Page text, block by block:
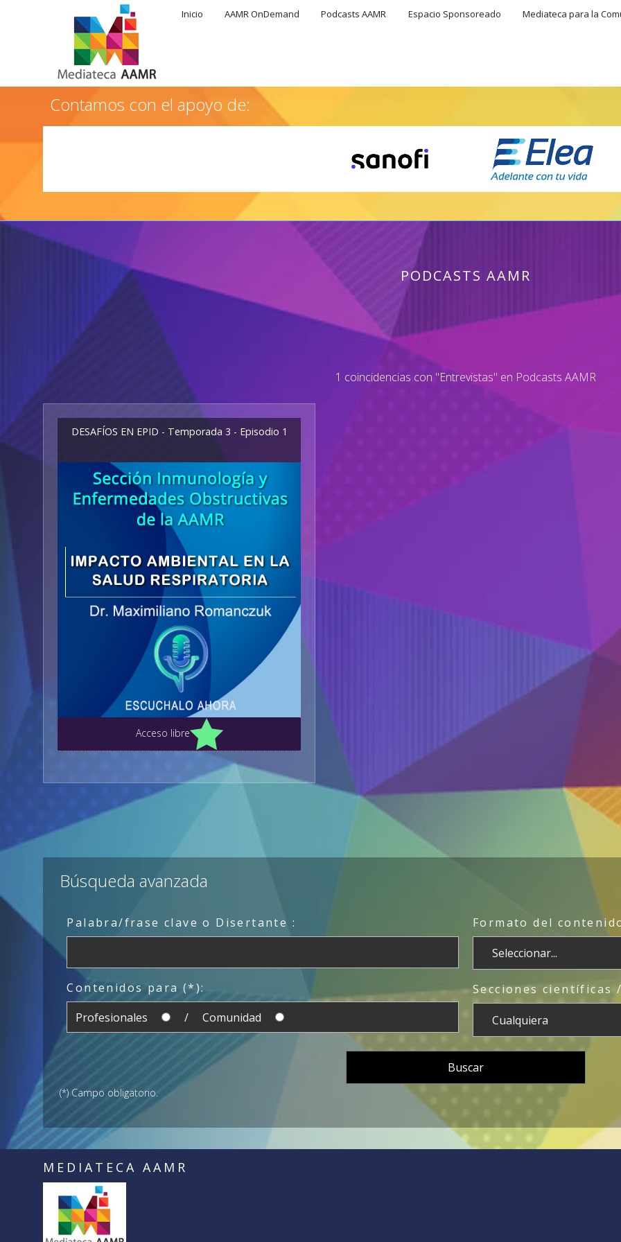
Inicio AAMR OnDemand Podcasts AAMR Espacio Sponsoreado Mediateca para la
Contamos con el apoyo de:
PODCASTS AAMR
1 coincidencias con "Entrevistas" en Podcasts AAMR
DESAFÍOS EN EPID - Temporada 3 - Episodio 1
Acceso libre
Búsqueda avanzada
Palabra/frase clave o Disertante :
Contenidos para (*):
Profesionales
/ Comunidad
Formato del
Secciones científicas
(*) Campo obligatorio.
MEDIATECA AAMR